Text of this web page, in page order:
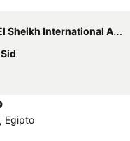
Sheikh International Airport
Egipto